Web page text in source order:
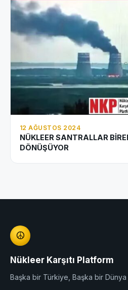
12 AĞUSTOS 2024
NÜKLEER SANTRALLAR
DÖNÜŞÜYOR
☮
Nükleer Karşıtı Platform
Başka bir Türkiye, Başka bir Dünya